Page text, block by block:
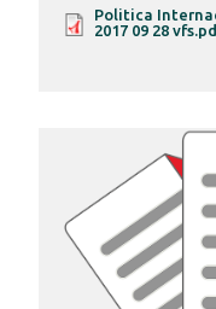
Politica
2017 09 28